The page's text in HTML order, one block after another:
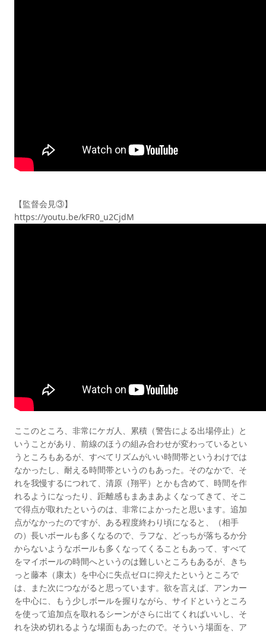
【監督会見③】
https://youtu.be/kFR0_u2CjdM
ここのところ、非常にケガ人、累積（警告による出場停止）と
いうことがあり、前線のほうの組み合わせが変わっているとい
うところもあるが、すべてリズムがいい時間帯というわけでは
なかったし、耐える時間帯というのもあった。そのなかで、そ
れを我慢するにつれて、清原（翔平）とかも含めて、時間を作
れるようになったり、距離感もまあまあよくなってきて、そこ
で得点が取れたというのは、非常によかったと思います。追加
点がなかったのですが、ある程度終わり頃になると、（相手
の）長いボールも多くなるので、ラフな、どっちが落ちるか分
からないようなボールも多くなってくることもあって、すべて
をマイボールの時間へというのは難しいところもあるが、きち
っと藤本（康太）を中心に失点ゼロに抑えたというところで
は、また次につながると思っています。欲を言えば、アンカー
を中心に、もう少しボールを握りながら、サイドというところ
を使って追加点を取れるシーンがさらに出てくればいいし、そ
れを決め切れるような場面もあったので。そういう場面を、ア